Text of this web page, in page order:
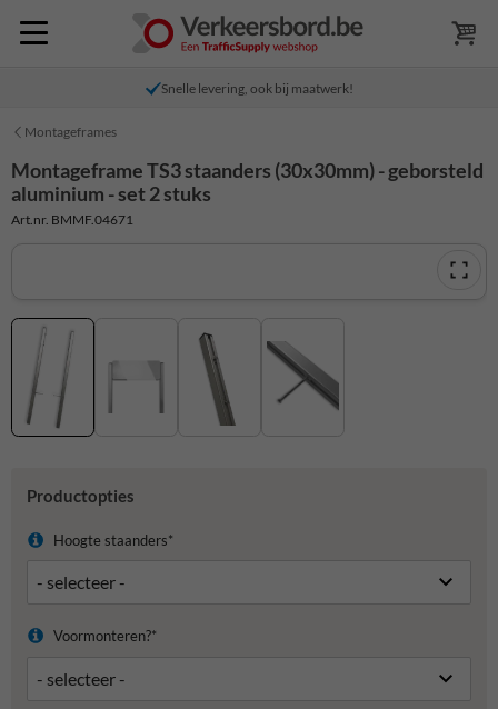
Snelle levering, ook bij maatwerk!
Montageframes
Montageframe TS3 staanders (30x30mm) - geborsteld
aluminium - set 2 stuks
Art.nr. BMMF.04671
Productopties
Hoogte staanders*
Voormonteren?*